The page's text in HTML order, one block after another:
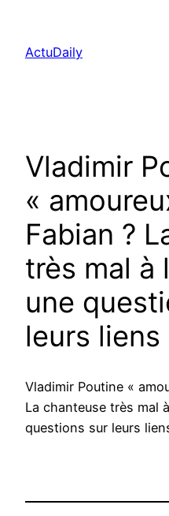
contenu
ActuDaily
Vladimir
«
Fabian ?
très mal à
une
leurs liens
Vladimir Poutine «
La chanteuse très mal
questions sur leurs